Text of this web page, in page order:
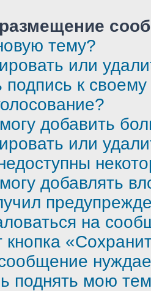
тему?
или
подпись к
добавить
или
добавлять
на
кнопка
поднять мою